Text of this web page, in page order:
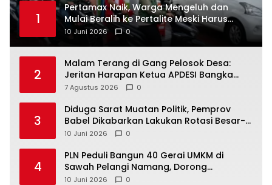
1
‎Pertamax Naik, Warga Mengeluh dan
Mulai Beralih ke Pertalite Meski Harus
10 Juni 2026 0
2
Malam Terang di Gang Pelosok Desa:
Jeritan Harapan Ketua APDESI Bangka
Tengah untuk PLN Babel
7 Agustus 2026 0
3
‎Diduga Sarat Muatan Politik, Pemprov
Babel Dikabarkan Lakukan Rotasi Besar-
10 Juni 2026 0
4
‎PLN Peduli Bangun 40 Gerai UMKM di
Sawah Pelangi Namang, Dorong
10 Juni 2026 0